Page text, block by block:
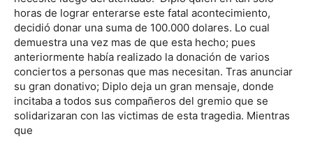
horas de lograr enterarse este fatal acontecimiento,
decidió donar una suma de 100.000 dolares. Lo cual
demuestra una vez mas de que esta hecho; pues
anteriormente había realizado la donación de varios
conciertos a personas que mas necesitan. Tras anunciar
su gran donativo; Diplo deja un gran mensaje, donde
incitaba a todos sus compañeros del gremio que se
solidarizaran con las victimas de esta tragedia. Mientras
que